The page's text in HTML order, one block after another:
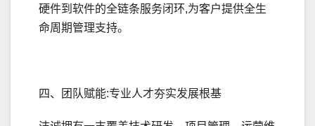
硬件到软件的全链条服务闭环,为客户提供全生
命周期管理支持。
四、团队赋能:专业人才夯实发展根基